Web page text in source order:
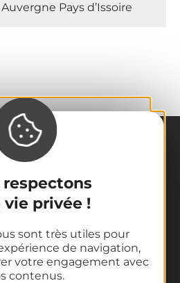
respectons
privée !
sont très utiles pour
de navigation,
votre engagement avec
contenus.
Pays d’Issoire
des Volcans